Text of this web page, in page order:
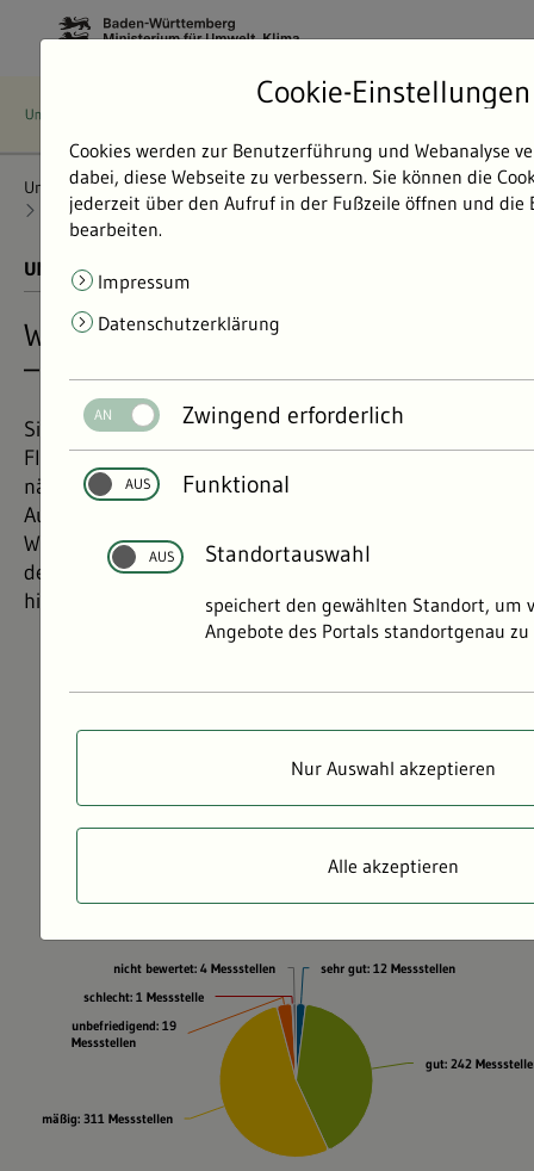
Umweltdaten Bericht: Umweltdaten 2024
Wasser
Fließgewässer
Wasserpflanzen Aufwuchsalgen
UMWELTDATEN BERICHT 2024
Wasserpflanzen und Aufwuchsalgen
– Makrophyten und Phytobenthos
Sie zeigen an, dass mehr als die Hälfte der
Fließgewässer in Baden-Württemberg zu
nährstoffreich sind. Wasserpflanzen und
Aufwuchsalgen reagieren sensibel auf Nährstoffe im
Wasser und weisen außerdem auf Veränderungen
der Gewässerstruktur, Versauerung und Versalzung
hin.
Cookie-Einstellungen
Cookies werden zur Benutzerführung und Webanalyse
dabei, diese Webseite zu verbessern. Sie können die
jederzeit über den Aufruf in der Fußzeile öffnen und die
bearbeiten.
Impressum
Datenschutzerklärung
Zwingend erforderlich
Funktional
Standortauswahl
speichert den gewählten Standort, um
Angebote des Portals standortgenau
Nur Auswahl akzeptieren
Alle akzeptieren